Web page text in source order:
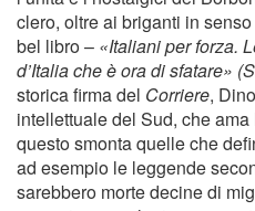
clero, oltre ai briganti in
bel libro – «Italiani per forza.
d’Italia che è ora di sfatare»
storica firma del Corriere,
intellettuale del Sud, che
questo smonta quelle che
ad esempio le leggende
sarebbero morte decine di